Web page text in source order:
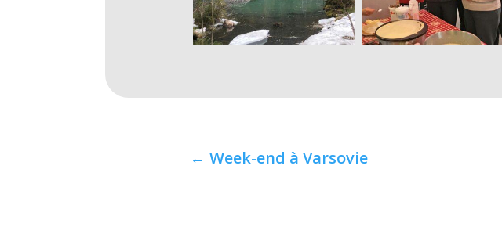
← Week-end à Varsovie